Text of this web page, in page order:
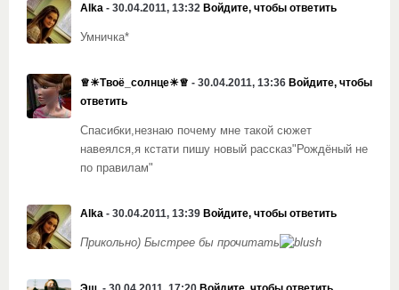
Alka - 30.04.2011, 13:32 Войдите, чтобы ответить
Умничка*
♕☀Твоё_солнце☀♕ - 30.04.2011, 13:36 Войдите, чтобы
ответить
Спасибки,незнаю почему мне такой сюжет
навеялся,я кстати пишу новый рассказ"Рождёный не
по правилам"
Alka - 30.04.2011, 13:39 Войдите, чтобы ответить
Прикольно) Быстрее бы прочитать